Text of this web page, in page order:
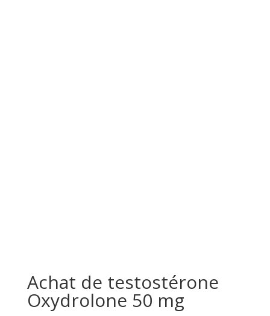
Achat de testostérone
Oxydrolone 50 mg